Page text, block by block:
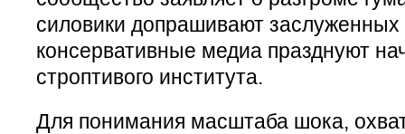
силовики допрашивают заслуженных
консервативные медиа празднуют
строптивого института.
Для понимания масштаба шока,